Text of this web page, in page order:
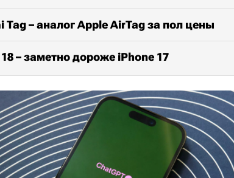
Tag – аналог Apple AirTag за пол цены
– заметно дороже iPhone 17